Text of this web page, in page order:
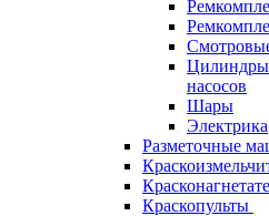
насосов
Шары
Электрика
Разметочные
Краскопульты